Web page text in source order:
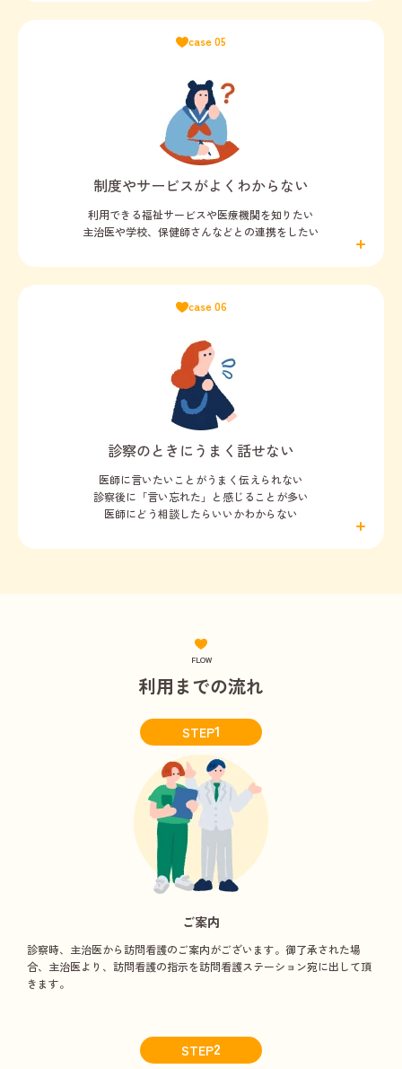
case 05
制度やサービスがよくわからない
利用できる福祉サービスや医療機関を知りたい
主治医や学校、保健師さんなどとの連携をしたい
case 06
診察のときにうまく話せない
医師に言いたいことがうまく伝えられない
診察後に「言い忘れた」と感じることが多い
医師にどう相談したらいいかわからない
FLOW
利用までの流れ
STEP1
ご案内
診察時、主治医から訪問看護のご案内がございます。御了承された場
合、主治医より、訪問看護の指示を訪問看護ステーション宛に出して頂
きます。
STEP2